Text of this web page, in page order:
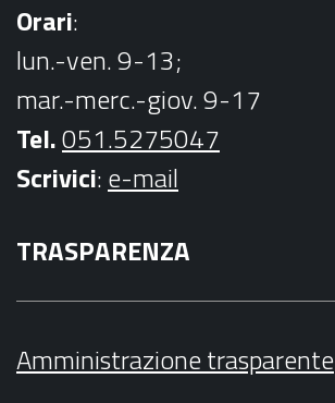
Orari:
lun.-ven. 9-13;
mar.-merc.-giov. 9-17
Tel.051.5275047
Scrivici:e-mail
TRASPARENZA
Amministrazione trasparente